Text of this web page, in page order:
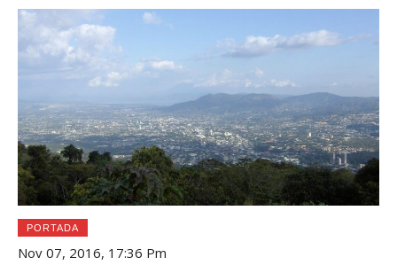
PORTADA
Nov 07, 2016, 17:36 Pm